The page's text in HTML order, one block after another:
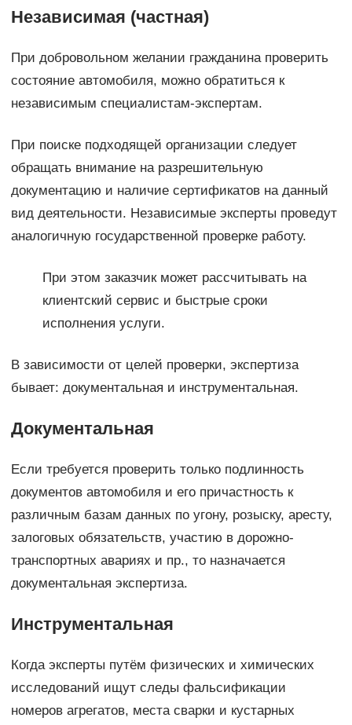
Независимая (частная)
При добровольном желании гражданина проверить
состояние автомобиля, можно обратиться к
независимым специалистам-экспертам.
При поиске подходящей организации следует
обращать внимание на разрешительную
документацию и наличие сертификатов на данный
вид деятельности. Независимые эксперты проведут
аналогичную государственной проверке работу.
При этом заказчик может рассчитывать на
клиентский сервис и быстрые сроки
исполнения услуги.
В зависимости от целей проверки, экспертиза
бывает: документальная и инструментальная.
Документальная
Если требуется проверить только подлинность
документов автомобиля и его причастность к
различным базам данных по угону, розыску, аресту,
залоговых обязательств, участию в дорожно-
транспортных авариях и пр., то назначается
документальная экспертиза.
Инструментальная
Когда эксперты путём физических и химических
исследований ищут следы фальсификации
номеров агрегатов, места сварки и кустарных